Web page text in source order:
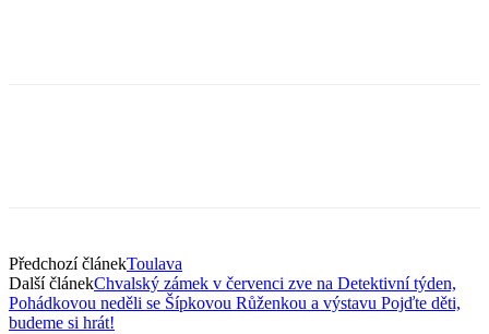
Předchozí článekToulava
Další článekChvalský zámek v červenci zve na Detektivní týden,
Pohádkovou neděli se Šípkovou Růženkou a výstavu Pojďte děti,
budeme si hrát!